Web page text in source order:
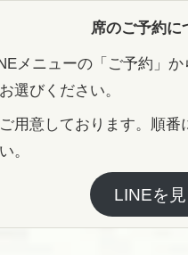
席のご予約に
メニューの「ご予約」
選びください。
用意しております。順
。
LINEを